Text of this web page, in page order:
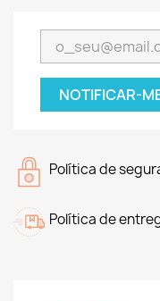
NOTIFICAR-
Política de
Política de